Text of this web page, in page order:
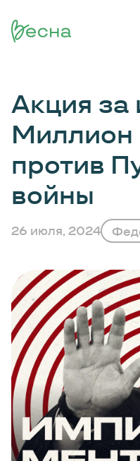
Акция за
Миллион
против
войны
26 июля, 2024